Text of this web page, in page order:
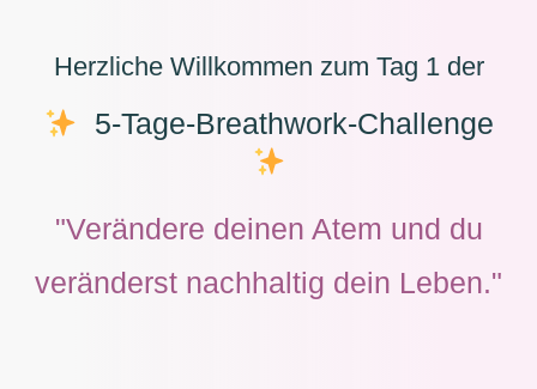
Herzliche Willkommen zum Tag 1 der
5-Tage-Breathwork-Challenge
"Verändere deinen Atem und du
veränderst nachhaltig dein Leben."